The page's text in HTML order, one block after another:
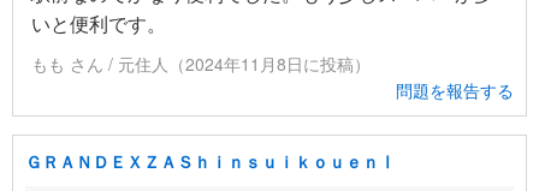
いと便利です。
もも さん / 元住人（2024年11月8日に投稿）
問題を報告する
ＧＲＡＮＤＥＸＺＡＳｈｉｎｓｕｉｋｏｕｅｎⅠ